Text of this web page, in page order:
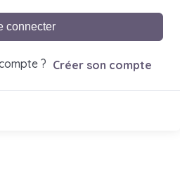
connecter
? Créer son compte